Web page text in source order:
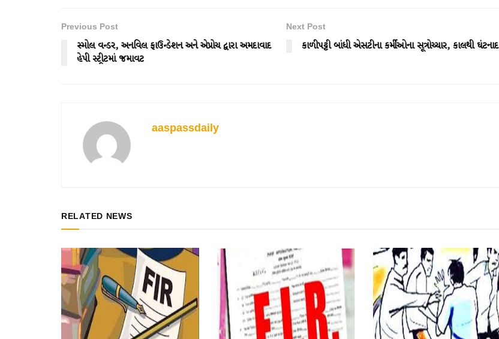
Previous Post
સ્મોલ વન્ડર, અનવિલ ફાઉન્ડેશન અને એપ્રોચ દ્વારા અમદાવાદ
હેપી સ્ટ્રીટમાં જમાવટ
Next Post
કાળીપટ્ટી બાંધી એસટીના કર્મીઓના સૂત્રોચ્ચાર, કાલથી ઘંટનાદ
aaspassdaily
RELATED NEWS